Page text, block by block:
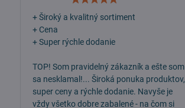
+ Široký a kvalitný sortiment
+ Cena
+ Super rýchle dodanie
TOP! Som pravidelný zákazník a ešte som
sa nesklamal!... Široká ponuka produktov,
super ceny a rýchle dodanie. Navyše je
vždy všetko dobre zabalené - na čom si